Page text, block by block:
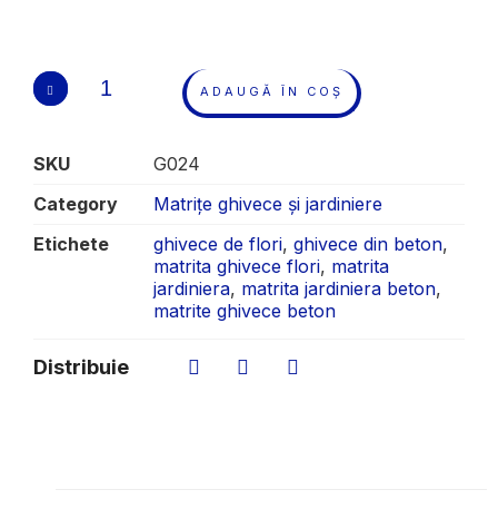
ADAUGĂ ÎN COȘ
SKU
G024
Category
Matrițe ghivece și jardiniere
Etichete
ghivece de flori, ghivece din beton,
matrita ghivece flori, matrita
jardiniera, matrita jardiniera beton,
matrite ghivece beton
Distribuie